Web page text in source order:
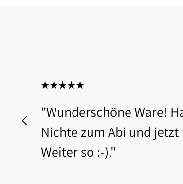
"Wunderschöne Ware!
Nichte zum Abi und
Weiter so :-)."